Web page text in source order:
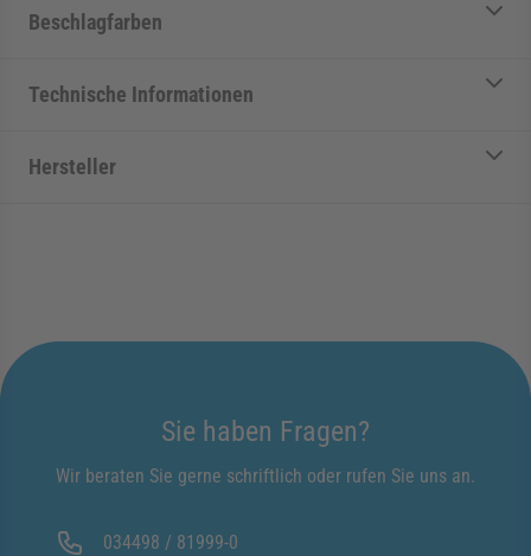
Beschlagfarben
Technische Informationen
Hersteller
Sie haben Fragen?
Wir beraten Sie gerne schriftlich oder rufen Sie uns an.
034498 / 81999-0